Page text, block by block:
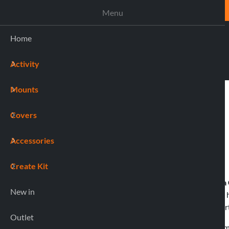
La Società LAMPA S.P.A., con sede legale in
proprietaria del sito internet contraddistinto da
qui di seguito l’informativa privacy ai sensi
Menu
Home
Activity
Mounts
Covers
Accessories
Create Kit
New in
Outlet